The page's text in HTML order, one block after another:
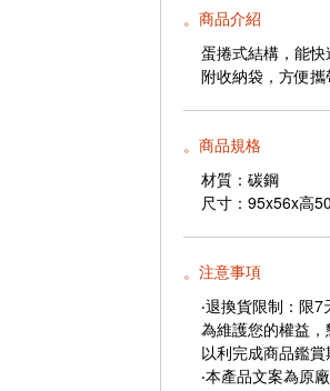
。商品介紹
蛋捲式結構，能快
附收納袋，方便攜
。商品規格
材質：碳鋼
尺寸：95x56x高
。注意事項
‧退換貨限制：限
為維護您的權益
以利完成商品鑑賞
‧本產品文案為原